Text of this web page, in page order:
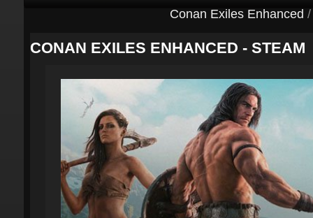
/
Conan Exiles Enhanced
CONAN EXILES ENHANCED - STEAM